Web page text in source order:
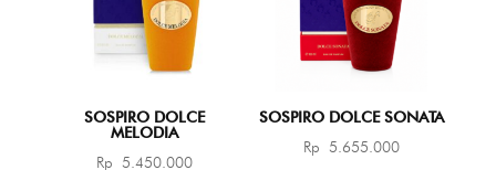
SOSPIRO DOLCE
MELODIA
Rp 5.450.000
SOSPIRO DOLCE SONATA
Rp 5.655.000